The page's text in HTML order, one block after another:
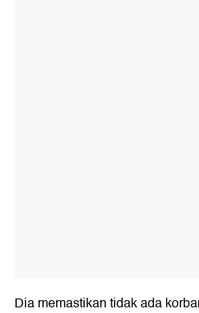
Dia memastikan tidak ada